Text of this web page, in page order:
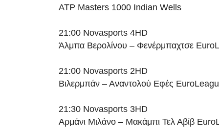
ATP Masters 1000 Indian Wells
21:00 Novasports 4HD
Άλμπα Βερολίνου – Φενέρμπαχτσε
21:00 Novasports 2HD
Βιλερμπάν – Αναντολού Εφές
21:30 Novasports 3HD
Αρμάνι Μιλάνο – Μακάμπι Τελ Αβίβ